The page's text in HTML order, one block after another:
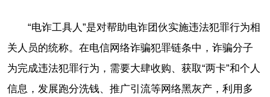
“电诈工具人”是对帮助电诈团伙实施违法犯罪行为相
关人员的统称。在电信网络诈骗犯罪链条中，诈骗分子
为完成违法犯罪行为，需要大肆收购、获取“两卡”和个人
信息，发展跑分洗钱、推广引流等网络黑灰产，利用多